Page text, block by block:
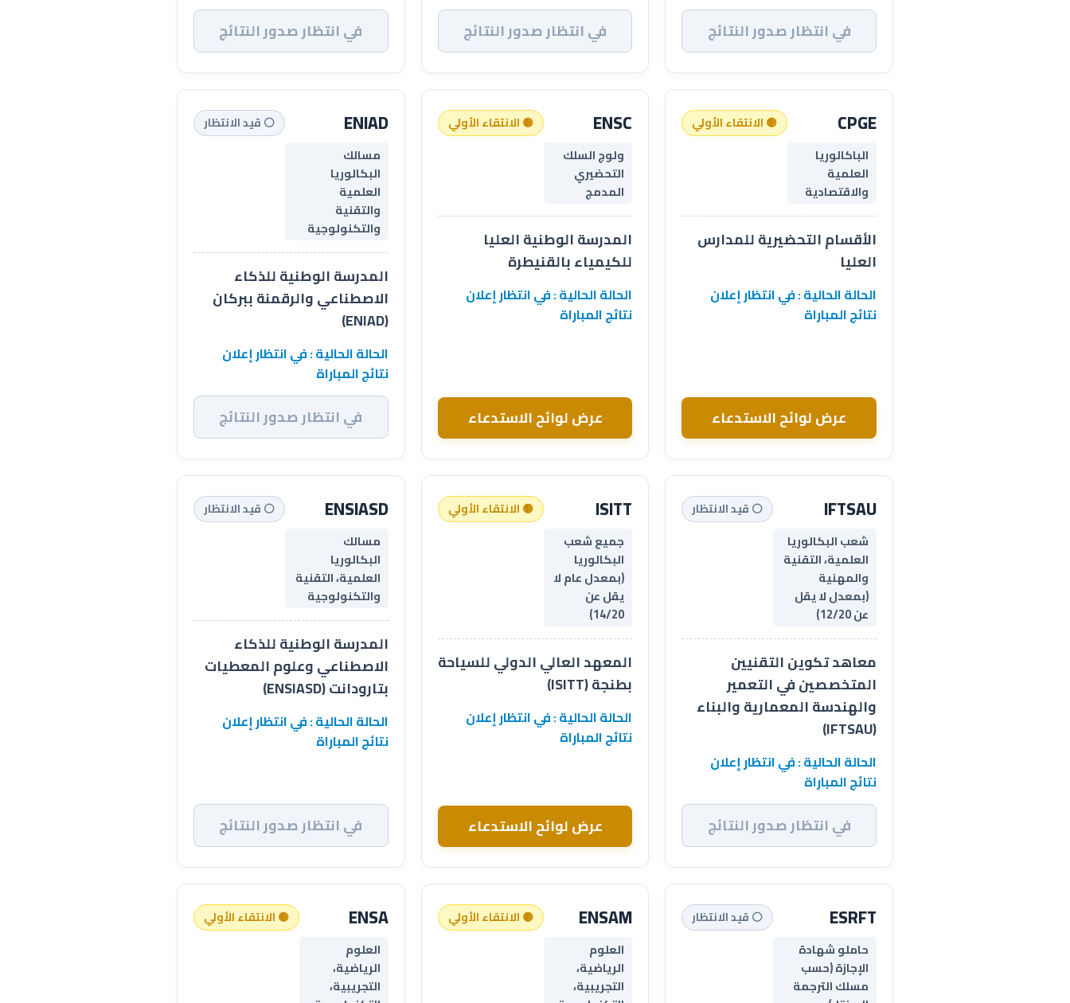
في انتظار صدور النتائج في انتظار صدور النتائج في انتظار صدور النتائج
CPGE
الباكالوريا
العلمية
والاقتصادية
🟡 الانتقاء الأولي
الأقسام التحضيرية للمدارس
العليا
الحالة الحالية : في انتظار إعلان
نتائج المباراة
عرض لوائح الاستدعاء
ENSC
ولوج السلك
التحضيري
المدمج
🟡 الانتقاء الأولي
المدرسة الوطنية العليا
للكيمياء بالقنيطرة
الحالة الحالية : في انتظار إعلان
نتائج المباراة
عرض لوائح الاستدعاء
ENIAD
مسالك
البكالوريا
العلمية
والتقنية
والتكنولوجية
⚪ قيد الانتظار
المدرسة الوطنية للذكاء
الاصطناعي والرقمنة ببركان
(ENIAD)
الحالة الحالية : في انتظار إعلان
نتائج المباراة
في انتظار صدور النتائج
IFTSAU
شعب البكالوريا
العلمية، التقنية
والمهنية
(بمعدل لا يقل
عن 12/20)
⚪ قيد الانتظار
معاهد تكوين التقنيين
المتخصصين في التعمير
والهندسة المعمارية والبناء
(IFTSAU)
الحالة الحالية : في انتظار إعلان
نتائج المباراة
في انتظار صدور النتائج
ISITT
جميع شعب
البكالوريا
(بمعدل عام لا
يقل عن
14/20)
🟡 الانتقاء الأولي
المعهد العالي الدولي للسياحة
بطنجة (ISITT)
الحالة الحالية : في انتظار إعلان
نتائج المباراة
عرض لوائح الاستدعاء
ENSIASD
مسالك
البكالوريا
العلمية، التقنية
والتكنولوجية
⚪ قيد الانتظار
المدرسة الوطنية للذكاء
الاصطناعي وعلوم المعطيات
بتارودانت (ENSIASD)
الحالة الحالية : في انتظار إعلان
نتائج المباراة
في انتظار صدور النتائج
ESRFT
حاملو شهادة
الإجازة (حسب
مسلك الترجمة
⚪ قيد الانتظار ENSAM
العلوم
الرياضية،
التجريبية،
🟡 الانتقاء الأولي ENSA
العلوم
الرياضية،
التجريبية،
🟡 الانتقاء الأولي